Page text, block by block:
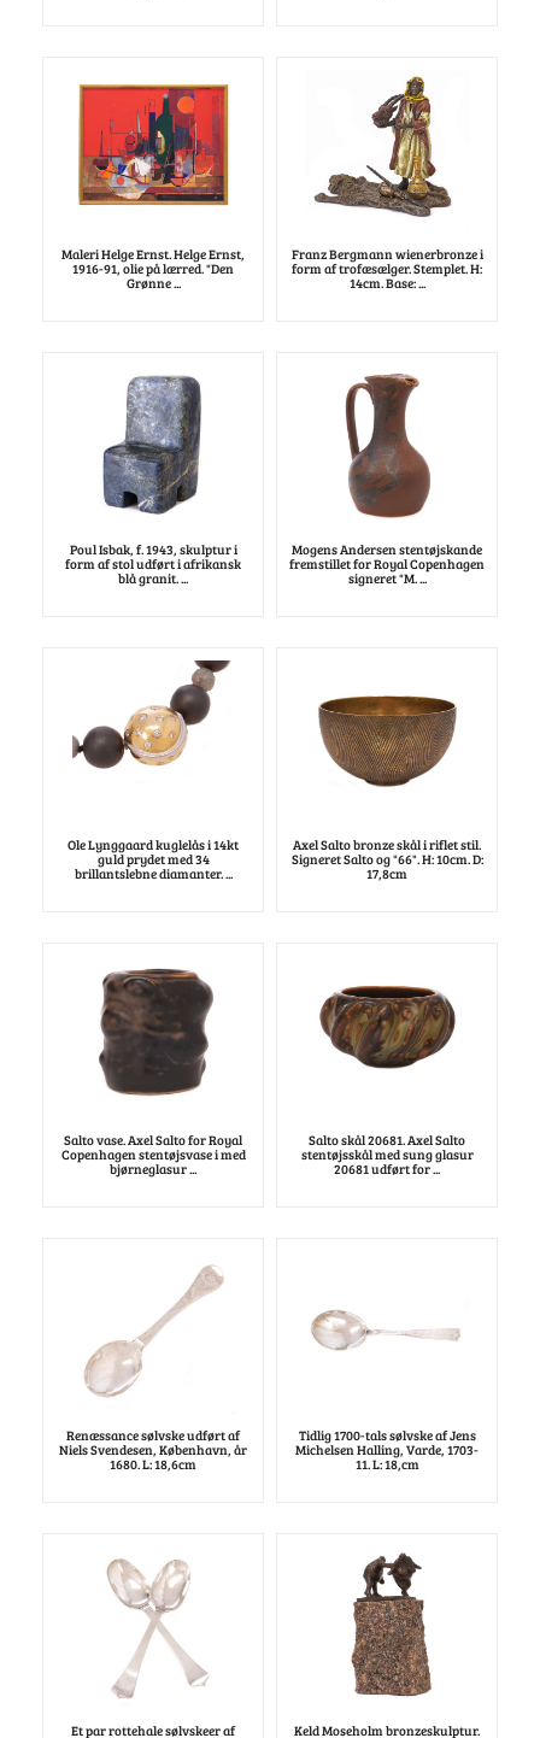
Maleri Helge Ernst. Helge Ernst,
1916-91, olie på lærred. "Den
Grønne ...
Franz Bergmann wienerbronze i
form af trofæsælger. Stemplet. H:
14cm. Base: ...
Poul Isbak, f. 1943, skulptur i
form af stol udført i afrikansk
blå granit. ...
Mogens Andersen stentøjskande
fremstillet for Royal Copenhagen
signeret "M. ...
Ole Lynggaard kuglelås i 14kt
guld prydet med 34
brillantslebne diamanter. ...
Axel Salto bronze skål i riflet stil.
Signeret Salto og "66". H: 10cm. D:
17,8cm
Salto vase. Axel Salto for Royal
Copenhagen stentøjsvase i med
bjørneglasur ...
Salto skål 20681. Axel Salto
stentøjsskål med sung glasur
20681 udført for ...
Renæssance sølvske udført af
Niels Svendesen, København, år
1680. L: 18,6cm
Tidlig 1700-tals sølvske af Jens
Michelsen Halling, Varde, 1703-
11. L: 18,cm
Et par rottehale sølvskeer af
Keld Moseholm bronzeskulptur.